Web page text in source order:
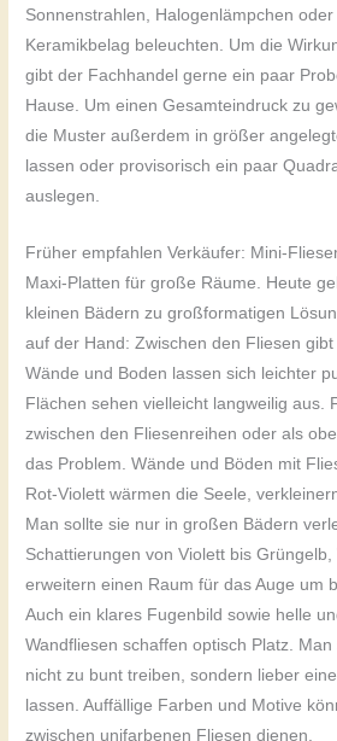
Sonnenstrahlen, Halogenlämpchen
Keramikbelag beleuchten. Um die
gibt der Fachhandel gerne ein paar
Hause. Um einen Gesamteindruck zu
die Muster außerdem in größer
lassen oder provisorisch ein paar
auslegen.
Früher empfahlen Verkäufer: Mini-
Maxi-Platten für große Räume. Heute
kleinen Bädern zu großformatigen
auf der Hand: Zwischen den Fliesen gibt
Wände und Boden lassen sich leichter
Flächen sehen vielleicht langweilig aus.
zwischen den Fliesenreihen oder als
das Problem. Wände und Böden mit
Rot-Violett wärmen die Seele,
Man sollte sie nur in großen Bädern
Schattierungen von Violett bis
erweitern einen Raum für das Auge um
Auch ein klares Fugenbild sowie helle
Wandfliesen schaffen optisch Platz.
nicht zu bunt treiben, sondern lieber
lassen. Auffällige Farben und Motive
zwischen unifarbenen Fliesen dienen.